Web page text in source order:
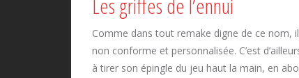
Les griffes de l’ennui
Comme dans tout remake digne de ce nom,
non conforme et personnalisée. C’est
à tirer son épingle du jeu haut la main, en